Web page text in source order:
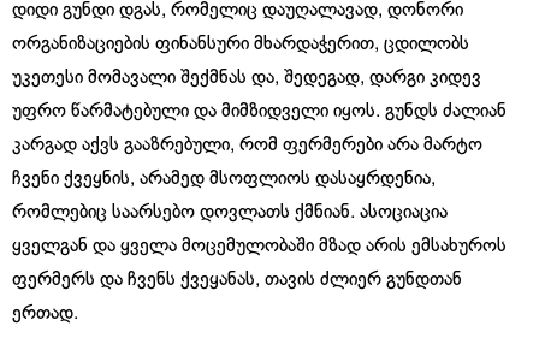
დიდი გუნდი დგას, რომელიც დაუღალავად, დონორი
ორგანიზაციების ფინანსური მხარდაჭერით, ცდილობს
უკეთესი მომავალი შექმნას და, შედეგად, დარგი კიდევ
უფრო წარმატებული და მიმზიდველი იყოს. გუნდს ძალიან
კარგად აქვს გააზრებული, რომ ფერმერები არა მარტო
ჩვენი ქვეყნის, არამედ მსოფლიოს დასაყრდენია,
რომლებიც საარსებო დოვლათს ქმნიან. ასოციაცია
ყველგან და ყველა მოცემულობაში მზად არის ემსახუროს
ფერმერს და ჩვენს ქვეყანას, თავის ძლიერ გუნდთან
ერთად.